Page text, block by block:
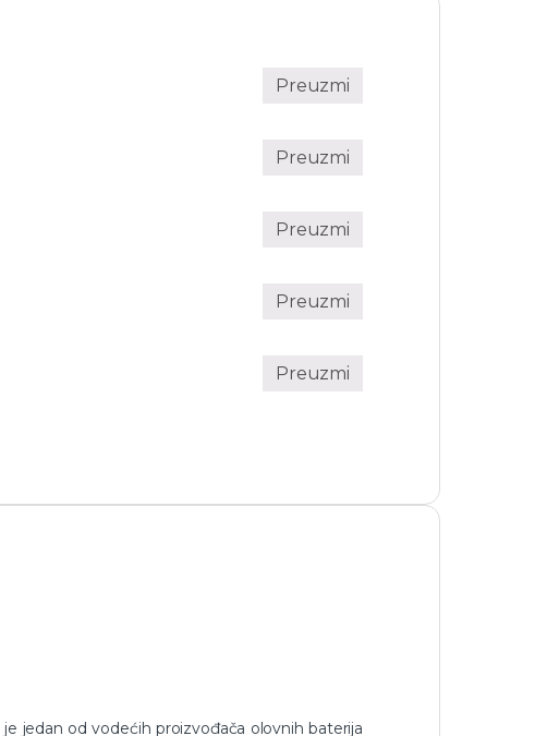
Preuzmi
Preuzmi
Preuzmi
Preuzmi
Preuzmi
je jedan od vodećih proizvođača olovnih baterija